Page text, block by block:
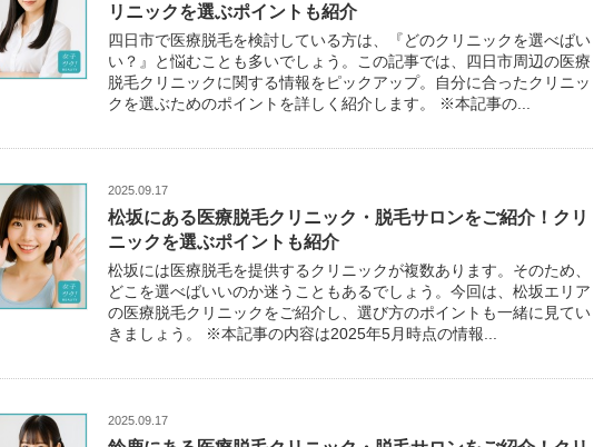
リニックを選ぶポイントも紹介
四日市で医療脱毛を検討している方は、『どのクリニックを選べばい
い？』と悩むことも多いでしょう。この記事では、四日市周辺の医療
脱毛クリニックに関する情報をピックアップ。自分に合ったクリニッ
クを選ぶためのポイントを詳しく紹介します。 ※本記事の...
2025.09.17
松坂にある医療脱毛クリニック・脱毛サロンをご紹介！クリ
ニックを選ぶポイントも紹介
松坂には医療脱毛を提供するクリニックが複数あります。そのため、
どこを選べばいいのか迷うこともあるでしょう。今回は、松坂エリア
の医療脱毛クリニックをご紹介し、選び方のポイントも一緒に見てい
きましょう。 ※本記事の内容は2025年5月時点の情報...
2025.09.17